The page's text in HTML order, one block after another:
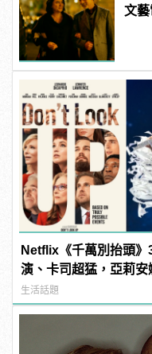
文藝
Netflix《千萬別抬頭》
演、卡司超猛，亞莉安
曲？ | manfashion這樣
生活話題